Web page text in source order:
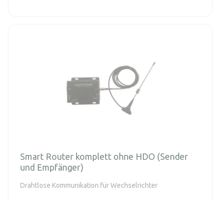
Smart Router komplett ohne HDO (Sender
und Empfänger)
Drahtlose Kommunikation für Wechselrichter